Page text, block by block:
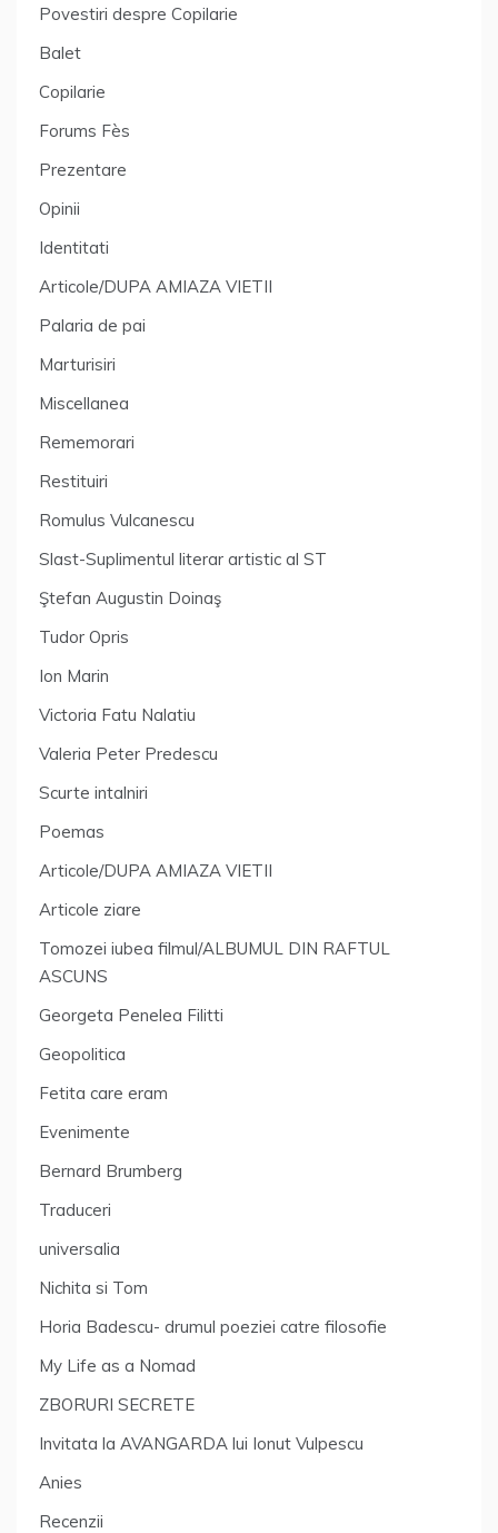
Povestiri despre Copilarie
Balet
Copilarie
Forums Fès
Prezentare
Opinii
Identitati
Articole/DUPA AMIAZA VIETII
Palaria de pai
Marturisiri
Miscellanea
Rememorari
Restituiri
Romulus Vulcanescu
Slast-Suplimentul literar artistic al ST
Ştefan Augustin Doinaş
Tudor Opris
Ion Marin
Victoria Fatu Nalatiu
Valeria Peter Predescu
Scurte intalniri
Poemas
Articole/DUPA AMIAZA VIETII
Articole ziare
Tomozei iubea filmul/ALBUMUL DIN RAFTUL
ASCUNS
Georgeta Penelea Filitti
Geopolitica
Fetita care eram
Evenimente
Bernard Brumberg
Traduceri
universalia
Nichita si Tom
Horia Badescu- drumul poeziei catre filosofie
My Life as a Nomad
ZBORURI SECRETE
Invitata la AVANGARDA lui Ionut Vulpescu
Anies
Recenzii